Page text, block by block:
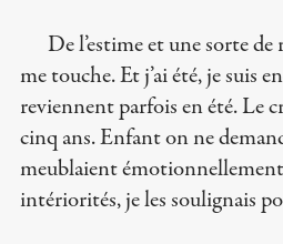
De l’estime et une sorte
me touche. Et j’ai été, je suis
reviennent parfois en été. Le
cinq ans. Enfant on ne
meublaient émotionnellement
intériorités, je les soulignais